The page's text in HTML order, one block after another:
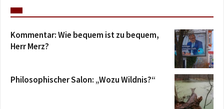
Kommentar: Wie bequem ist zu bequem,
Herr Merz?
Philosophischer Salon: „Wozu Wildnis?“